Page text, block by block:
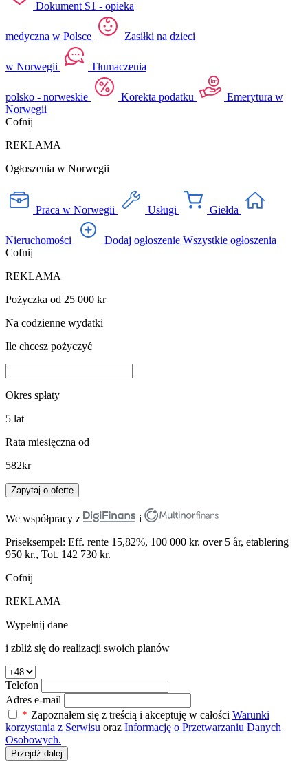
Dokument S1 - opieka
medyczna w Polsce Zasiłki na dzieci
w Norwegii Tłumaczenia
polsko - norweskie Korekta podatku
Emerytura w
Norwegii
Cofnij
REKLAMA
Ogłoszenia w Norwegii
Praca w Norwegii Usługi Giełda
Nieruchomości Dodaj ogłoszenie Wszystkie ogłoszenia
Cofnij
REKLAMA
Pożyczka od 25 000 kr
Na codzienne wydatki
Ile chcesz pożyczyć
Okres spłaty
5 lat
Rata miesięczna od
582kr
Zapytaj o ofertę
We współpracy z
i
Priseksempel: Eff. rente 15,82%, 100 000 kr. over 5 år, etablering
950 kr., Tot. 142 730 kr.
Cofnij
REKLAMA
Wypełnij dane
i zbliż się do realizacji swoich planów
Telefon
Adres e-mail
* Zapoznałem się z treścią i akceptuję w całości Warunki
korzystania z Serwisu oraz Informację o Przetwarzaniu Danych
Osobowych.
Przejdź dalej